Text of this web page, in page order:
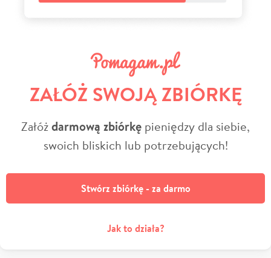
ZAŁÓŻ SWOJĄ ZBIÓRKĘ
Załóżdarmową zbiórkę pieniędzy dla siebie,
swoich bliskich lub potrzebujących!
Stwórz zbiórkę - za darmo
Jak to działa?